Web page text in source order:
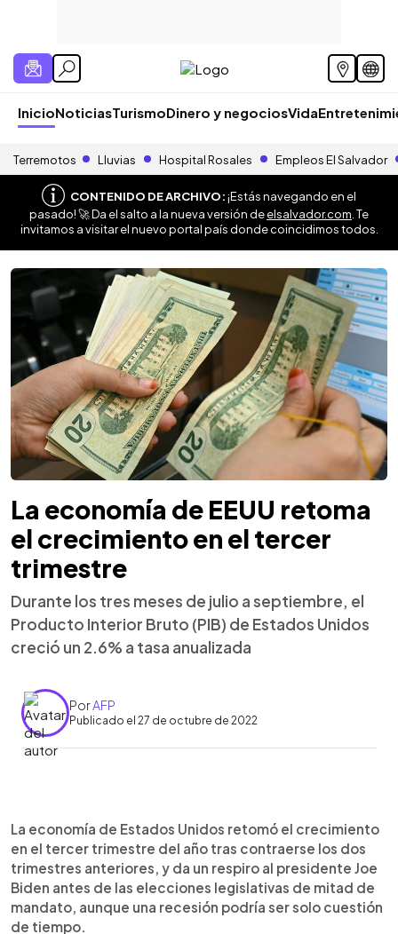
InicioNoticiasTurismoDinero y negociosVida
Terremotos Lluvias Hospital Rosales Empleos El Salvador
CONTENIDO DE ARCHIVO:¡Estás navegando en el
pasado! 🚀 Da el salto a la nueva versión deelsalvador.com . Te
invitamos a visitar el nuevo portal país donde coincidimos todos.
La economía de EEUU retoma
el crecimiento en el tercer
trimestre
Durante los tres meses de julio a septiembre, el
Producto Interior Bruto (PIB) de Estados Unidos
creció un 2.6% a tasa anualizada
PorAFP
Publicado el 27 de octubre de 2022
Escuchar artículo
La economía de Estados Unidos retomó el crecimiento
en el tercer trimestre del año tras contraerse los dos
trimestres anteriores, y da un respiro al presidente Joe
Biden antes de las elecciones legislativas de mitad de
mandato, aunque una recesión podría ser solo cuestión
de tiempo.